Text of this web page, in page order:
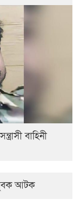
বাহিনী
যুবক আটক